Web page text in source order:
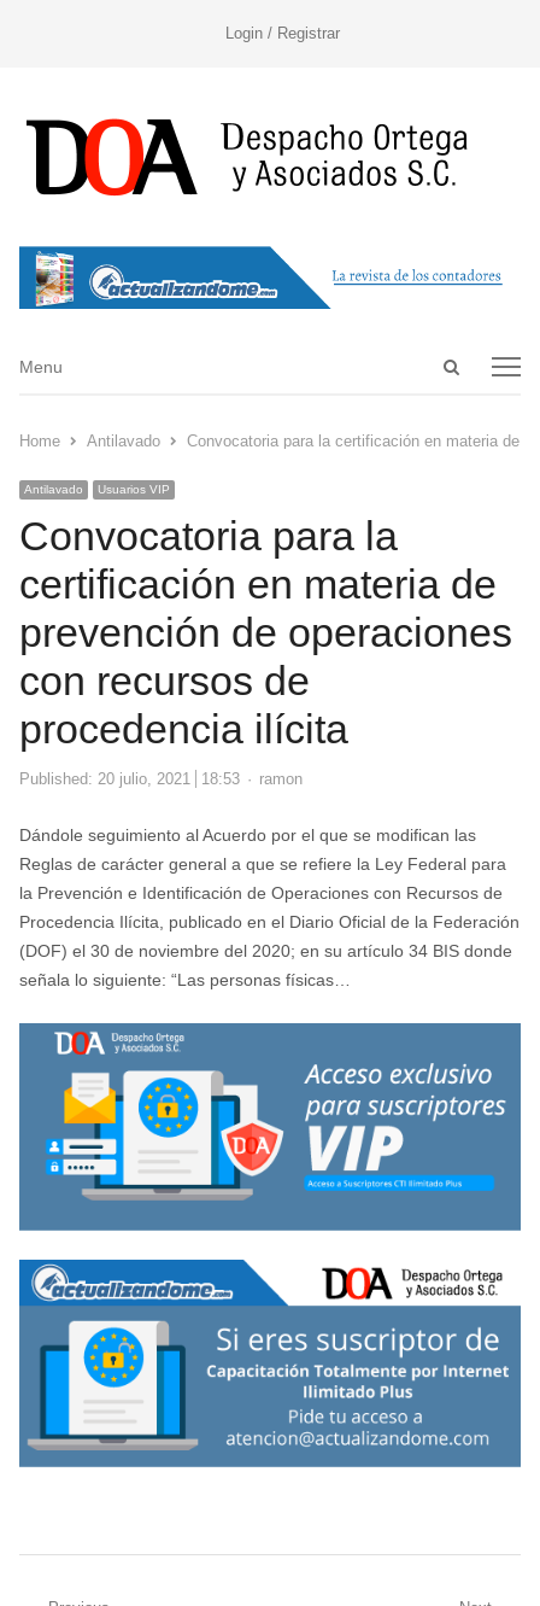
Login / Registrar
Open
Menu
Menu
Home Antilavado Convocatoria para la certificación en materia de
Antilavado Usuarios VIP
Convocatoria para la
certificación en materia de
prevención de operaciones
con recursos de
procedencia ilícita
Published: 20 julio, 2021 18:53 Author
ramon
Dándole seguimiento al Acuerdo por el que se modifican las
Reglas de carácter general a que se refiere la Ley Federal para
la Prevención e Identificación de Operaciones con Recursos de
Procedencia Ilícita, publicado en el Diario Oficial de la Federación
(DOF) el 30 de noviembre del 2020; en su artículo 34 BIS donde
señala lo siguiente: “Las personas físicas…